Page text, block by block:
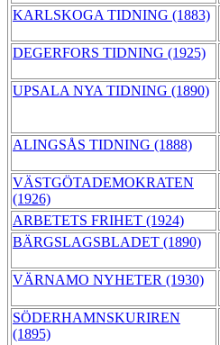
KARLSKOGA TIDNING (1883)
DEGERFORS TIDNING (1925)
UPSALA NYA TIDNING (1890)
ALINGSÅS TIDNING (1888)
VÄSTGÖTADEMOKRATEN
(1926)
ARBETETS FRIHET (1924)
BÄRGSLAGSBLADET (1890)
VÄRNAMO NYHETER (1930)
SÖDERHAMNSKURIREN
(1895)